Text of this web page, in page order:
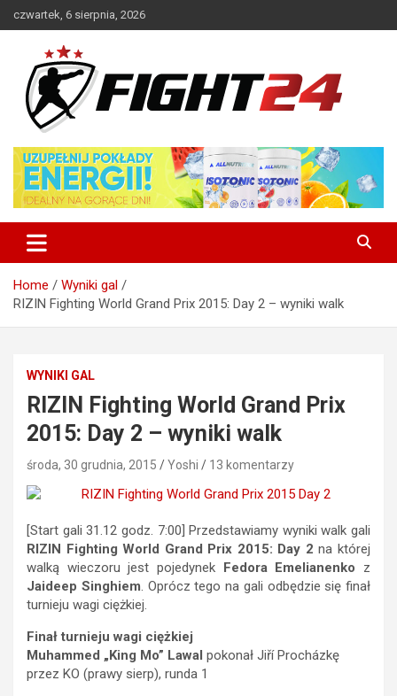
to
czwartek, 6 sierpnia, 2026
FIGHT24.PL – MMA i K-1, UFC
Home
Wyniki gal
RIZIN Fighting World Grand Prix 2015: Day 2 – wyniki walk
WYNIKI GAL
RIZIN Fighting World Grand Prix
2015: Day 2 – wyniki walk
środa, 30 grudnia, 2015 Yoshi 13 komentarzy
[Start gali 31.12 godz. 7:00] Przedstawiamy wyniki walk gali
RIZIN Fighting World Grand Prix 2015: Day 2 na której
walką wieczoru jest pojedynek Fedora Emelianenko z
Jaideep Singhiem. Oprócz tego na gali odbędzie się finał
turnieju wagi ciężkiej.
Finał turnieju wagi ciężkiej
Muhammed „King Mo” Lawal pokonał Jiří Procházkę
przez KO (prawy sierp), runda 1